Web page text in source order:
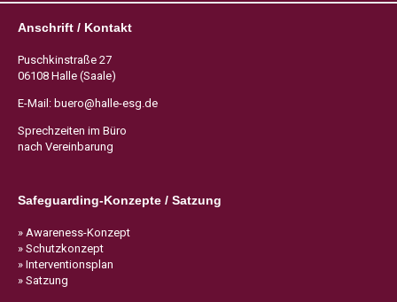
Anschrift / Kontakt
Puschkinstraße 27
06108 Halle (Saale)
E-Mail: buero@halle-esg.de
Sprechzeiten im Büro
nach Vereinbarung
Safeguarding-Konzepte / Satzung
» Awareness-Konzept
» Schutzkonzept
» Interventionsplan
» Satzung